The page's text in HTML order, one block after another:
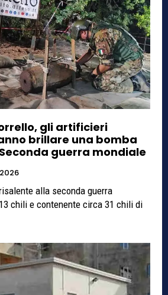
gli artificieri
brillare una bomba
guerra mondiale
alla seconda guerra
chili e contenente circa 31 chili di